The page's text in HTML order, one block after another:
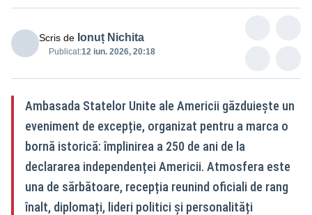
Scris de Ionuț Nichita
Publicat:12 iun. 2026, 20:18
Ambasada Statelor Unite ale Americii găzduiește un
eveniment de excepție, organizat pentru a marca o
bornă istorică: împlinirea a 250 de ani de la
declararea independenței Americii. Atmosfera este
una de sărbătoare, recepția reunind oficiali de rang
înalt, diplomați, lideri politici și personalități